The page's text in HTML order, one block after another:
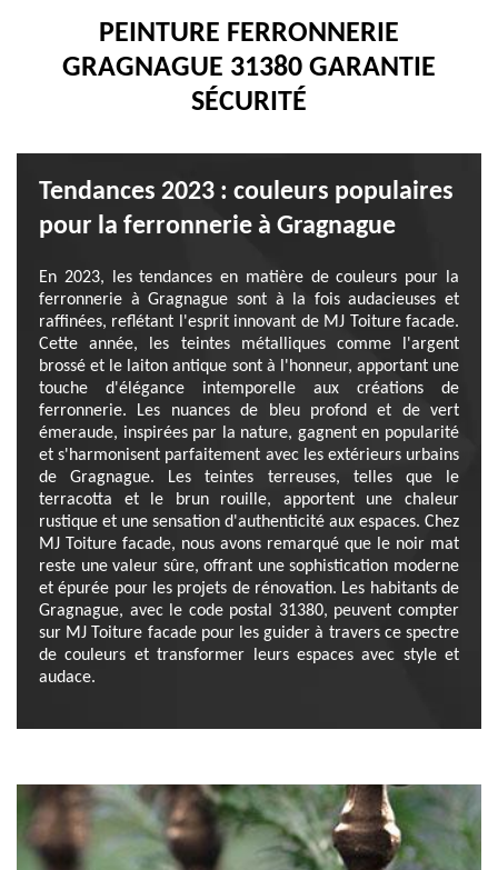
PEINTURE FERRONNERIE
GRAGNAGUE 31380 GARANTIE
SÉCURITÉ
Tendances 2023 : couleurs populaires
pour la ferronnerie à Gragnague
En 2023, les tendances en matière de couleurs pour la
ferronnerie à Gragnague sont à la fois audacieuses et
raffinées, reflétant l'esprit innovant de MJ Toiture facade.
Cette année, les teintes métalliques comme l'argent
brossé et le laiton antique sont à l'honneur, apportant une
touche d'élégance intemporelle aux créations de
ferronnerie. Les nuances de bleu profond et de vert
émeraude, inspirées par la nature, gagnent en popularité
et s'harmonisent parfaitement avec les extérieurs urbains
de Gragnague. Les teintes terreuses, telles que le
terracotta et le brun rouille, apportent une chaleur
rustique et une sensation d'authenticité aux espaces. Chez
MJ Toiture facade, nous avons remarqué que le noir mat
reste une valeur sûre, offrant une sophistication moderne
et épurée pour les projets de rénovation. Les habitants de
Gragnague, avec le code postal 31380, peuvent compter
sur MJ Toiture facade pour les guider à travers ce spectre
de couleurs et transformer leurs espaces avec style et
audace.